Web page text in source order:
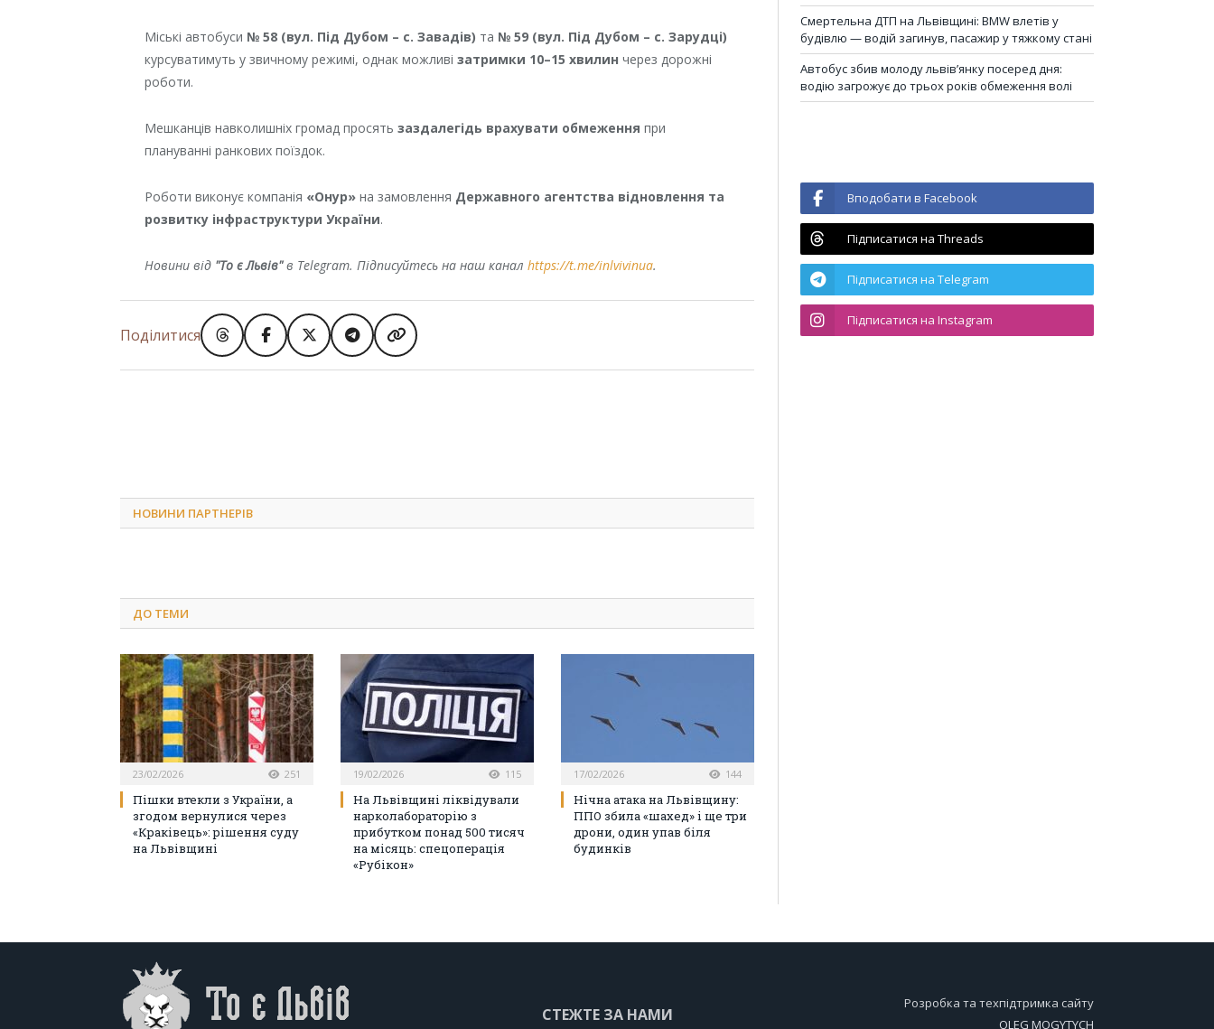
Міські автобуси № 58 (вул. Під Дубом – с. Завадів) та № 59 (вул. Під Дубом – с. Зарудці)
курсуватимуть у звичному режимі, однак можливізатримки 10–15 хвилин через дорожні
роботи.
Мешканців навколишніх громад просятьзаздалегідь врахувати обмеження при
плануванні ранкових поїздок.
Роботи виконує компанія «Онур» на замовлення Державного агентства відновлення та
розвитку інфраструктури України.
Новини від "То є Львів"в Telegram. Підписуйтесь на наш каналhttps://t.me/inlvivinua.
Поділитися
НОВИНИ ПАРТНЕРІВ
ДО ТЕМИ
23/02/2026 251
Пішки втекли з України, а
згодом вернулися через
«Краківець»: рішення суду
на Львівщині
19/02/2026 115
На Львівщині ліквідували
нарколабораторію з
прибутком понад 500 тисяч
на місяць: спецоперація
«Рубікон»
17/02/2026 144
Нічна атака на Львівщину:
ППО збила «шахед» і ще три
дрони, один упав біля
будинків
Смертельна ДТП на Львівщині: BMW влетів у
будівлю — водій загинув, пасажир у тяжкому стані
Автобус збив молоду львів’янку посеред дня:
водію загрожує до трьох років обмеження волі
Вподобати в Facebook
Підписатися на Threads
Підписатися на Telegram
Підписатися на Instagram
СТЕЖТЕ ЗА НАМИ
Розробка та техпідтримка сайту
OLEG MOGYTYCH